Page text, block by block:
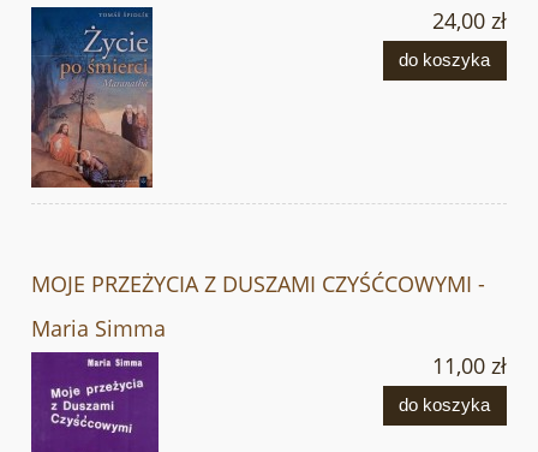
24,00 zł
do koszyka
MOJE PRZEŻYCIA Z DUSZAMI CZYŚĆCOWYMI -
Maria Simma
11,00 zł
do koszyka